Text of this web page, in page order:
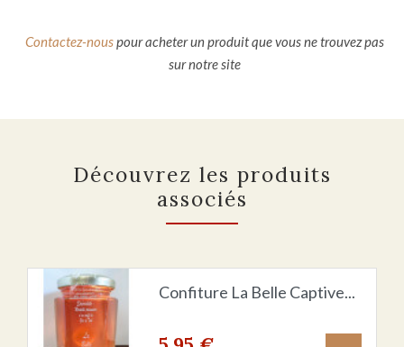
Contactez-nouspour acheter un produit que vous ne trouvez pas
sur notre site
Découvrez les produits
associés
Confiture La Belle Captive...